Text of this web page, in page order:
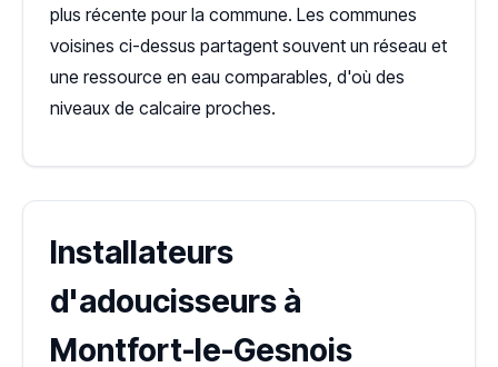
plus récente pour la commune. Les communes
voisines ci-dessus partagent souvent un réseau et
une ressource en eau comparables, d'où des
niveaux de calcaire proches.
Installateurs
d'adoucisseurs à
Montfort-le-Gesnois